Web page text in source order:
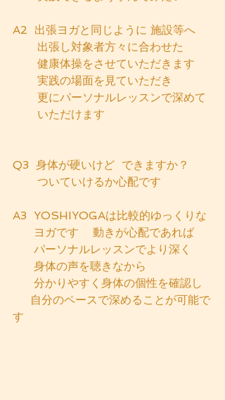
A2  出張ヨガと同じように 施設等へ
出張し対象者方々に合わせた
健康体操をさせていただきます
実践の場面を見ていただき
更にパーソナルレッスンで深めて
いただけます
Q3  身体が硬いけど  できますか？
ついていけるか心配です
A3  YOSHIYOGAは比較的ゆっくりな
ヨガです    動きが心配であれば
パーソナルレッスンでより深く
身体の声を聴きなから
分かりやすく身体の個性を確認し
自分のペースで深めることが可能で
す